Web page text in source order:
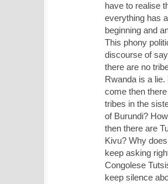
have to realise
everything has a
beginning and
This phony
discourse of
there are no
Rwanda is a lie.
come then
tribes in the
of Burundi?
then there are
Kivu? Why
keep asking
Congolese
keep silence